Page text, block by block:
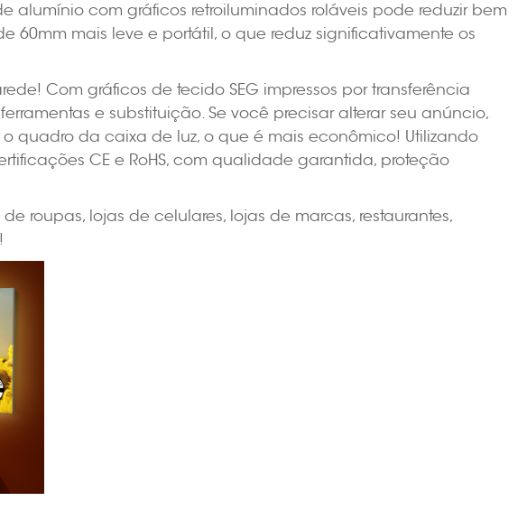
alumínio com gráficos retroiluminados roláveis pode reduzir bem
mais leve e portátil, o que reduz significativamente os
Com gráficos de tecido SEG impressos por transferência
e substituição. Se você precisar alterar seu anúncio,
quadro da caixa de luz, o que é mais econômico! Utilizando
CE e RoHS, com qualidade garantida, proteção
roupas, lojas de celulares, lojas de marcas, restaurantes,